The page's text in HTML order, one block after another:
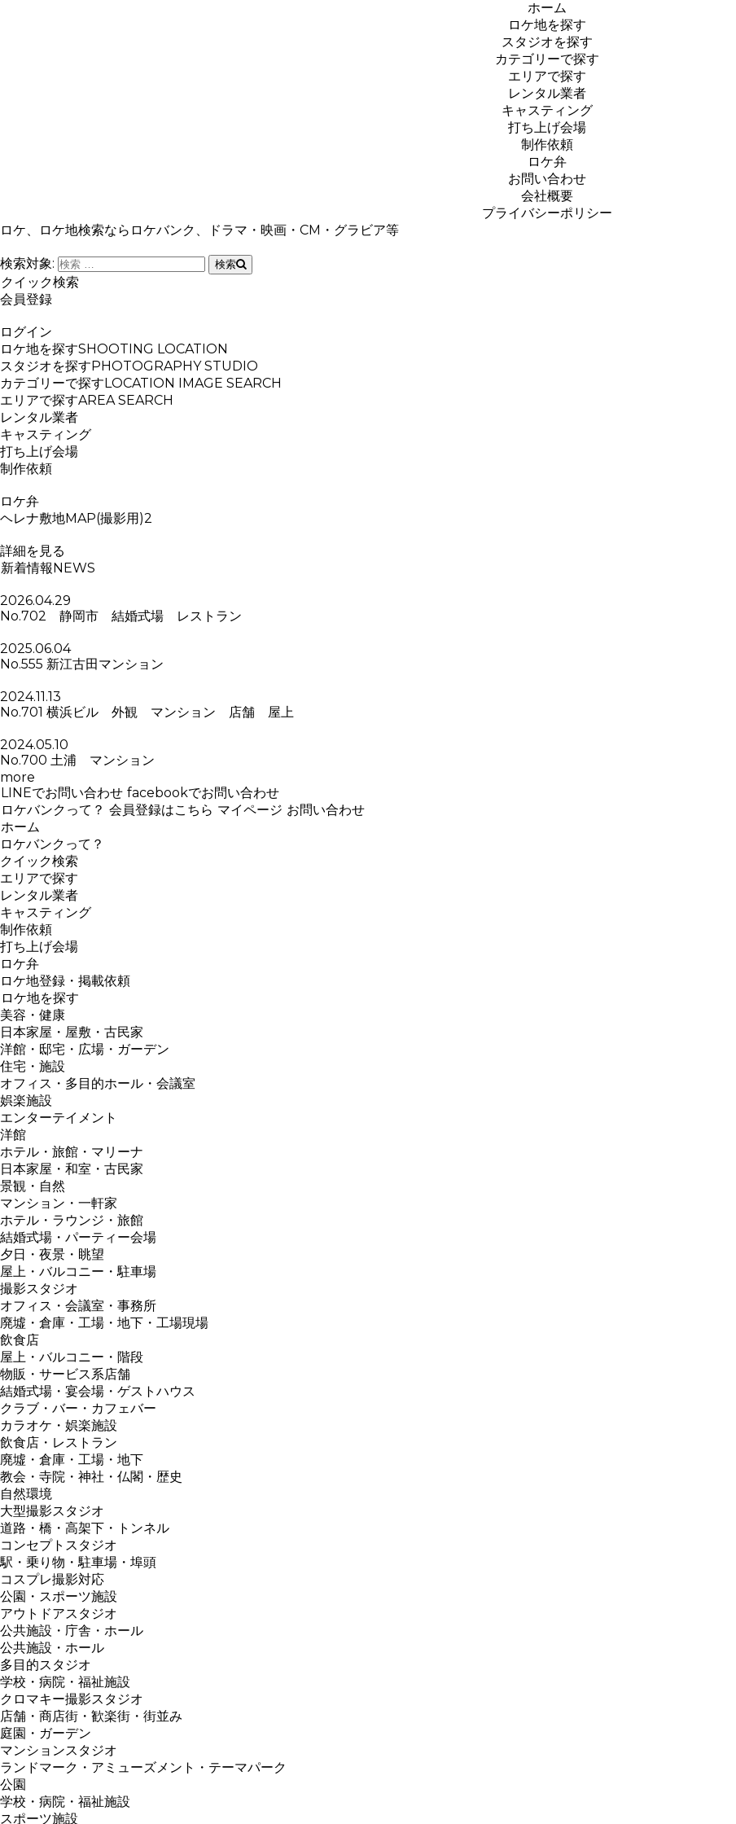
ホーム
ロケ地を探す
スタジオを探す
カテゴリーで探す
エリアで探す
レンタル業者
キャスティング
打ち上げ会場
制作依頼
ロケ弁
お問い合わせ
会社概要
プライバシーポリシー
ロケ、ロケ地検索ならロケバンク、ドラマ・映画・CM・グラビア等
検索対象: 検索
クイック検索
会員登録
ログイン
ロケ地を探すSHOOTING LOCATION
スタジオを探すPHOTOGRAPHY STUDIO
カテゴリーで探すLOCATION IMAGE SEARCH
エリアで探すAREA SEARCH
レンタル業者
キャスティング
打ち上げ会場
制作依頼
ロケ弁
ヘレナ敷地MAP(撮影用)2
詳細を見る
新着情報NEWS
2026.04.29
No.702 静岡市 結婚式場 レストラン
2025.06.04
No.555 新江古田マンション
2024.11.13
No.701 横浜ビル 外観 マンション 店舗 屋上
2024.05.10
No.700 土浦 マンション
more
LINEでお問い合わせ facebookでお問い合わせ
ロケバンクって？ 会員登録はこちら マイページ お問い合わせ
ホーム
ロケバンクって？
クイック検索
エリアで探す
レンタル業者
キャスティング
制作依頼
打ち上げ会場
ロケ弁
ロケ地登録・掲載依頼
ロケ地を探す
美容・健康
日本家屋・屋敷・古民家
洋館・邸宅・広場・ガーデン
住宅・施設
オフィス・多目的ホール・会議室
娯楽施設
エンターテイメント
洋館
ホテル・旅館・マリーナ
日本家屋・和室・古民家
景観・自然
マンション・一軒家
ホテル・ラウンジ・旅館
結婚式場・パーティー会場
夕日・夜景・眺望
屋上・バルコニー・駐車場
撮影スタジオ
オフィス・会議室・事務所
廃墟・倉庫・工場・地下・工場現場
飲食店
屋上・バルコニー・階段
物販・サービス系店舗
結婚式場・宴会場・ゲストハウス
クラブ・バー・カフェバー
カラオケ・娯楽施設
飲食店・レストラン
廃墟・倉庫・工場・地下
教会・寺院・神社・仏閣・歴史
自然環境
大型撮影スタジオ
道路・橋・高架下・トンネル
コンセプトスタジオ
駅・乗り物・駐車場・埠頭
コスプレ撮影対応
公園・スポーツ施設
アウトドアスタジオ
公共施設・庁舎・ホール
公共施設・ホール
多目的スタジオ
学校・病院・福祉施設
クロマキー撮影スタジオ
店舗・商店街・歓楽街・街並み
庭園・ガーデン
マンションスタジオ
ランドマーク・アミューズメント・テーマパーク
公園
学校・病院・福祉施設
スポーツ施設